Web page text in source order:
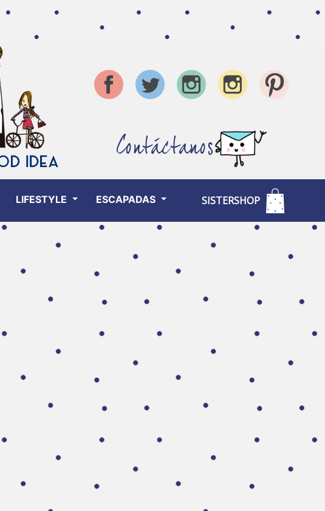
Contáctanos
LIFESTYLE ESCAPADAS SISTERSHOP